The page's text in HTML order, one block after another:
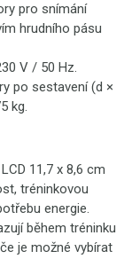
pro snímání
hrudního pásu
V / 50 Hz.
po sestavení (d ×
kg.
11,7 x 8,6 cm
tréninkovou
energie.
během tréninku
je možné vybírat